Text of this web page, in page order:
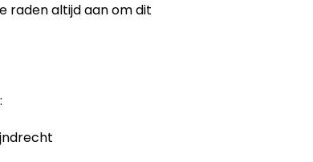
raden altijd aan om dit